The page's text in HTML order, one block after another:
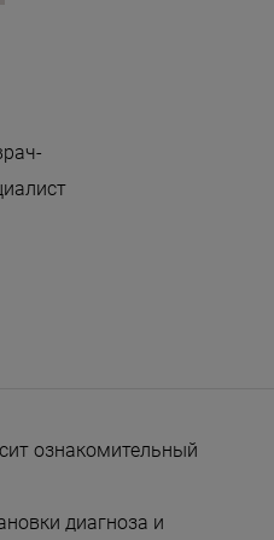
ознакомительный
диагноза и